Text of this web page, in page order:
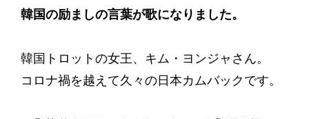
韓国の励ましの言葉が歌になりました。
韓国トロットの女王、キム・ヨンジャさん。
コロナ禍を越えて久々の日本カムバックです。